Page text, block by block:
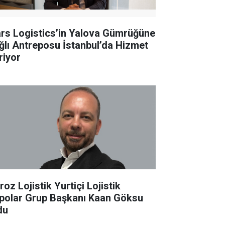
Logistics’in Yalova Gümrüğüne
Antreposu İstanbul’da Hizmet
Lojistik Yurtiçi Lojistik
Grup Başkanı Kaan Göksu